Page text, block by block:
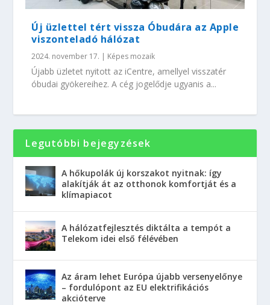
Új üzlettel tért vissza Óbudára az Apple
viszonteladó hálózat
2024. november 17. | Képes mozaik
Újabb üzletet nyitott az iCentre, amellyel visszatér
óbudai gyökereihez. A cég jogelődje ugyanis a...
Legutóbbi bejegyzések
A hőkupolák új korszakot nyitnak: így
alakítják át az otthonok komfortját és a
klímapiacot
A hálózatfejlesztés diktálta a tempót a
Telekom idei első félévében
Az áram lehet Európa újabb versenyelőnye
– fordulópont az EU elektrifikációs
akcióterve